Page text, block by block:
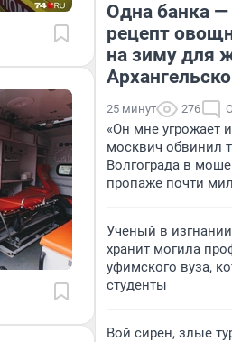
Одна банка —
рецепт
на зиму для
25 минут 276
«Он мне угрожает
москвич обвинил
Волгограда в
пропаже почти
Ученый в
хранит могила
уфимского вуза,
студенты
Вой сирен, злые